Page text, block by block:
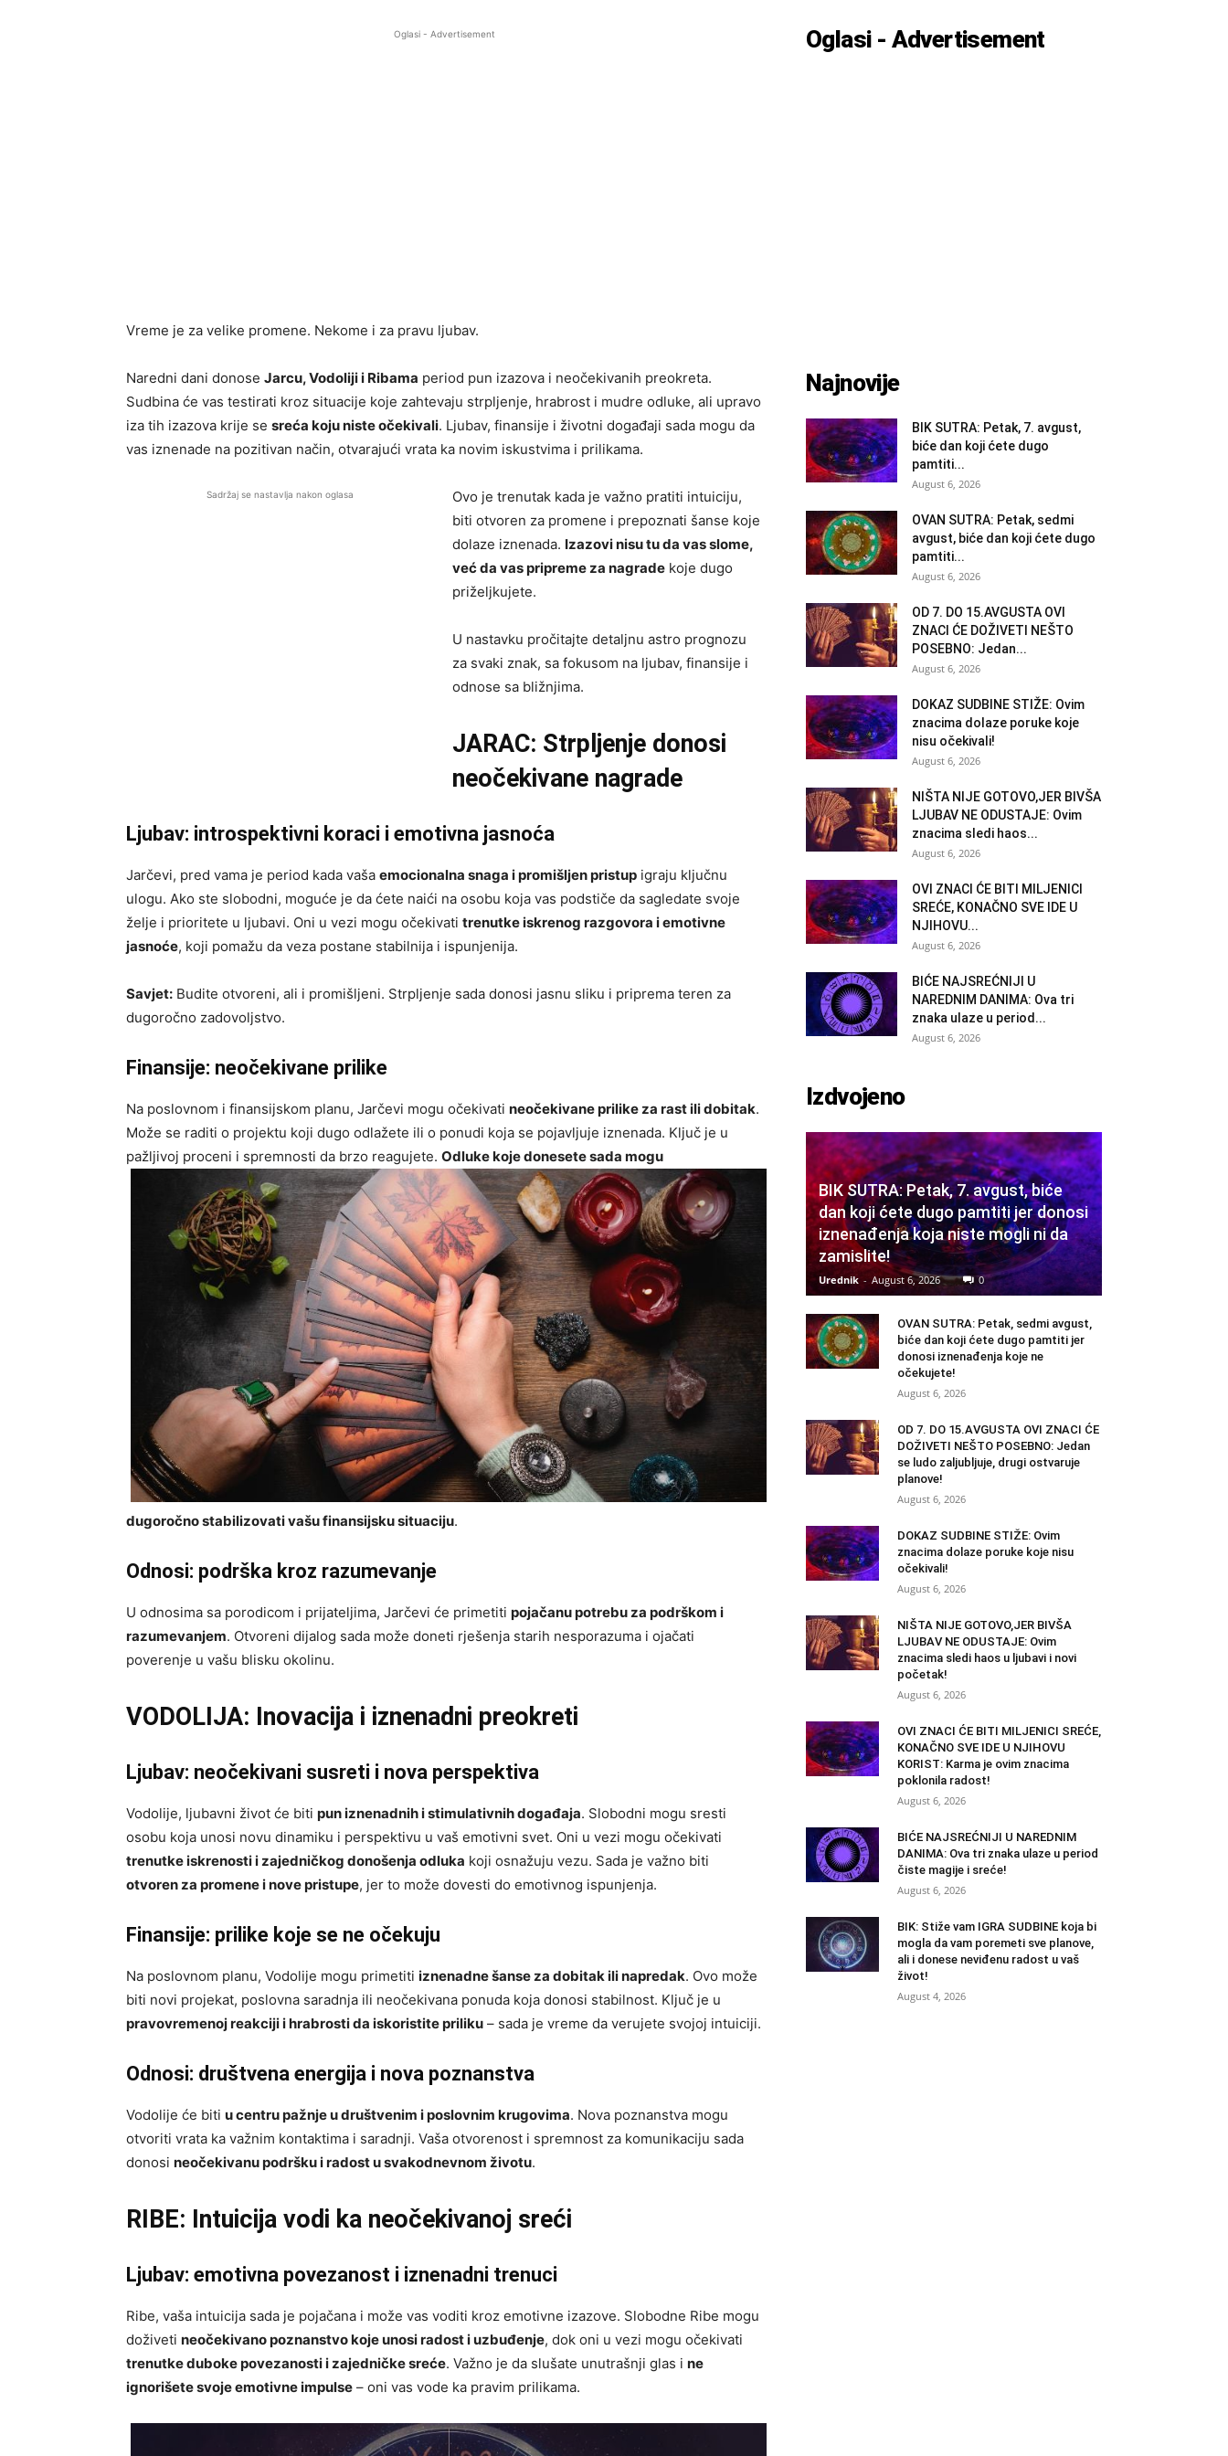
Oglasi - Advertisement
Vreme je za velike promene. Nekome i za pravu ljubav.
Naredni dani donose Jarcu, Vodoliji i Ribama period pun izazova i neočekivanih preokreta.
Sudbina će vas testirati kroz situacije koje zahtevaju strpljenje, hrabrost i mudre odluke, ali upravo
iza tih izazova krije se sreća koju niste očekivali. Ljubav, finansije i životni događaji sada mogu da
vas iznenade na pozitivan način, otvarajući vrata ka novim iskustvima i prilikama.
Sadržaj se nastavlja nakon oglasa
Ovo je trenutak kada je važno pratiti intuiciju,
biti otvoren za promene i prepoznati šanse koje
dolaze iznenada. Izazovi nisu tu da vas slome,
već da vas pripreme za nagrade koje dugo
priželjkujete.
U nastavku pročitajte detaljnu astro prognozu
za svaki znak, sa fokusom na ljubav, finansije i
odnose sa bližnjima.
JARAC: Strpljenje donosi
neočekivane nagrade
Ljubav: introspektivni koraci i emotivna jasnoća
Jarčevi, pred vama je period kada vaša emocionalna snaga i promišljen pristup igraju ključnu
ulogu. Ako ste slobodni, moguće je da ćete naići na osobu koja vas podstiče da sagledate svoje
želje i prioritete u ljubavi. Oni u vezi mogu očekivati trenutke iskrenog razgovora i emotivne
jasnoće, koji pomažu da veza postane stabilnija i ispunjenija.
Savjet: Budite otvoreni, ali i promišljeni. Strpljenje sada donosi jasnu sliku i priprema teren za
dugoročno zadovoljstvo.
Finansije: neočekivane prilike
Na poslovnom i finansijskom planu, Jarčevi mogu očekivati neočekivane prilike za rast ili dobitak.
Može se raditi o projektu koji dugo odlažete ili o ponudi koja se pojavljuje iznenada. Ključ je u
pažljivoj proceni i spremnosti da brzo reagujete. Odluke koje donesete sada mogu
dugoročno stabilizovati vašu finansijsku situaciju.
Odnosi: podrška kroz razumevanje
U odnosima sa porodicom i prijateljima, Jarčevi će primetiti pojačanu potrebu za podrškom i
razumevanjem. Otvoreni dijalog sada može doneti rješenja starih nesporazuma i ojačati
poverenje u vašu blisku okolinu.
VODOLIJA: Inovacija i iznenadni preokreti
Ljubav: neočekivani susreti i nova perspektiva
Vodolije, ljubavni život će biti pun iznenadnih i stimulativnih događaja. Slobodni mogu sresti
osobu koja unosi novu dinamiku i perspektivu u vaš emotivni svet. Oni u vezi mogu očekivati
trenutke iskrenosti i zajedničkog donošenja odluka koji osnažuju vezu. Sada je važno biti
otvoren za promene i nove pristupe, jer to može dovesti do emotivnog ispunjenja.
Finansije: prilike koje se ne očekuju
Na poslovnom planu, Vodolije mogu primetiti iznenadne šanse za dobitak ili napredak. Ovo može
biti novi projekat, poslovna saradnja ili neočekivana ponuda koja donosi stabilnost. Ključ je u
pravovremenoj reakciji i hrabrosti da iskoristite priliku – sada je vreme da verujete svojoj intuiciji.
Odnosi: društvena energija i nova poznanstva
Vodolije će biti u centru pažnje u društvenim i poslovnim krugovima. Nova poznanstva mogu
otvoriti vrata ka važnim kontaktima i saradnji. Vaša otvorenost i spremnost za komunikaciju sada
donosi neočekivanu podršku i radost u svakodnevnom životu.
RIBE: Intuicija vodi ka neočekivanoj sreći
Ljubav: emotivna povezanost i iznenadni trenuci
Ribe, vaša intuicija sada je pojačana i može vas voditi kroz emotivne izazove. Slobodne Ribe mogu
doživeti neočekivano poznanstvo koje unosi radost i uzbuđenje, dok oni u vezi mogu očekivati
trenutke duboke povezanosti i zajedničke sreće. Važno je da slušate unutrašnji glas i ne
ignorišete svoje emotivne impulse – oni vas vode ka pravim prilikama.
Oglasi - Advertisement
Najnovije
BIK SUTRA: Petak, 7. avgust,
biće dan koji ćete dugo
pamtiti...
August 6, 2026
OVAN SUTRA: Petak, sedmi
avgust, biće dan koji ćete dugo
pamtiti...
August 6, 2026
OD 7. DO 15.AVGUSTA OVI
ZNACI ĆE DOŽIVETI NEŠTO
POSEBNO: Jedan...
August 6, 2026
DOKAZ SUDBINE STIŽE: Ovim
znacima dolaze poruke koje
nisu očekivali!
August 6, 2026
NIŠTA NIJE GOTOVO,JER BIVŠA
LJUBAV NE ODUSTAJE: Ovim
znacima sledi haos...
August 6, 2026
OVI ZNACI ĆE BITI MILJENICI
SREĆE, KONAČNO SVE IDE U
NJIHOVU...
August 6, 2026
BIĆE NAJSREĆNIJI U
NAREDNIM DANIMA: Ova tri
znaka ulaze u period...
August 6, 2026
Izdvojeno
BIK SUTRA: Petak, 7. avgust, biće
dan koji ćete dugo pamtiti jer donosi
iznenađenja koja niste mogli ni da
zamislite!
Urednik - August 6, 2026 0
OVAN SUTRA: Petak, sedmi avgust,
biće dan koji ćete dugo pamtiti jer
donosi iznenađenja koje ne
očekujete!
August 6, 2026
OD 7. DO 15.AVGUSTA OVI ZNACI ĆE
DOŽIVETI NEŠTO POSEBNO: Jedan
se ludo zaljubljuje, drugi ostvaruje
planove!
August 6, 2026
DOKAZ SUDBINE STIŽE: Ovim
znacima dolaze poruke koje nisu
očekivali!
August 6, 2026
NIŠTA NIJE GOTOVO,JER BIVŠA
LJUBAV NE ODUSTAJE: Ovim
znacima sledi haos u ljubavi i novi
početak!
August 6, 2026
OVI ZNACI ĆE BITI MILJENICI SREĆE,
KONAČNO SVE IDE U NJIHOVU
KORIST: Karma je ovim znacima
poklonila radost!
August 6, 2026
BIĆE NAJSREĆNIJI U NAREDNIM
DANIMA: Ova tri znaka ulaze u period
čiste magije i sreće!
August 6, 2026
BIK: Stiže vam IGRA SUDBINE koja bi
mogla da vam poremeti sve planove,
ali i donese neviđenu radost u vaš
život!
August 4, 2026